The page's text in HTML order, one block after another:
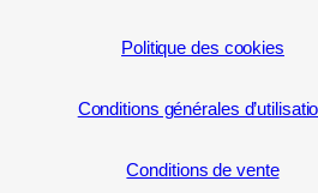
Politique des cookies
Conditions générales
Conditions de vente